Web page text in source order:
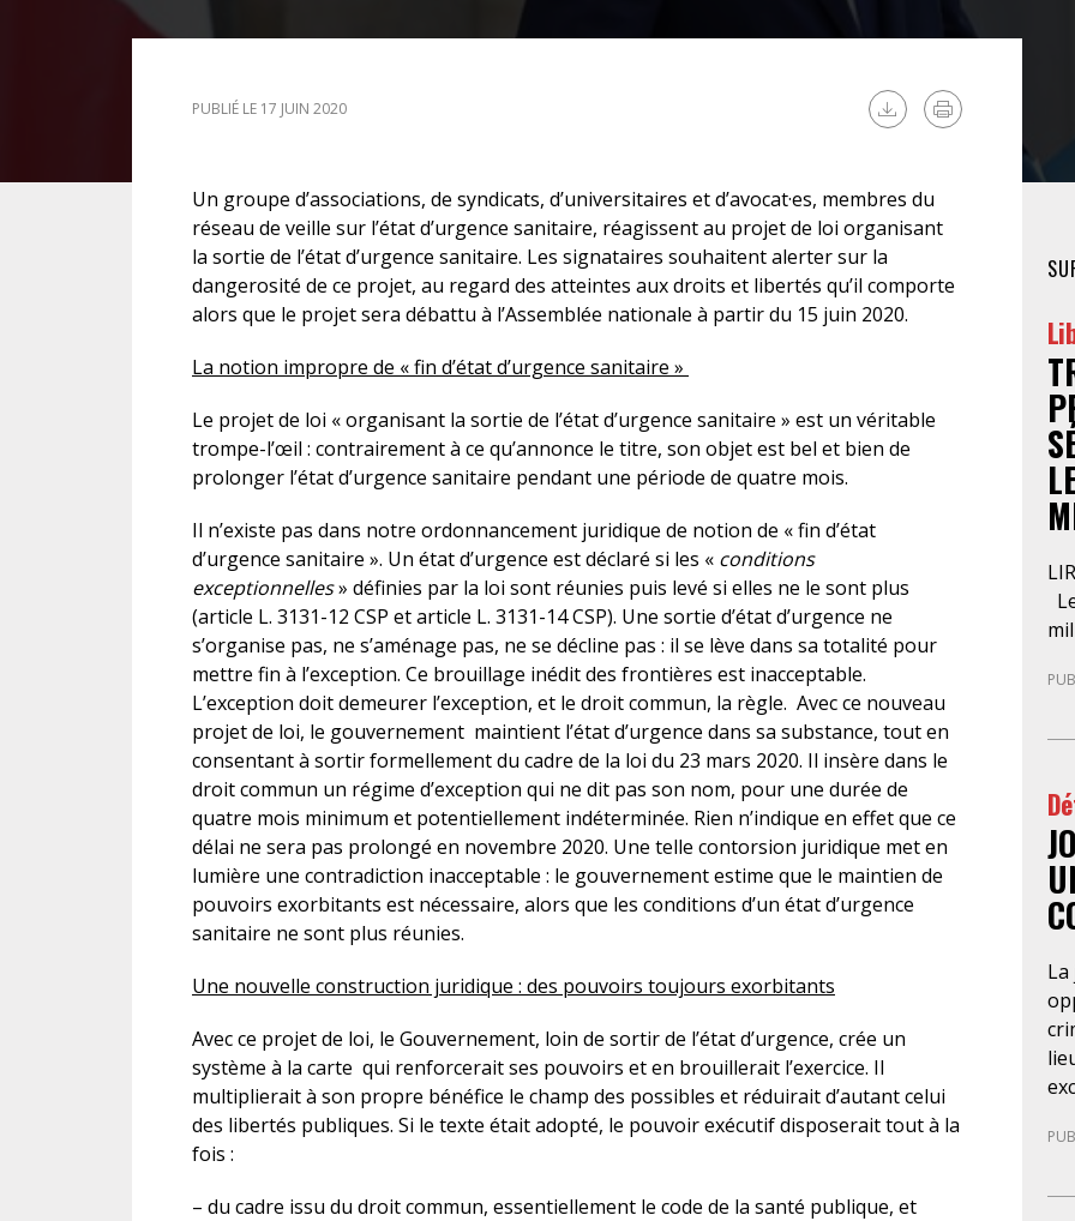
DROIT DES MINEURS
DROIT INTERNATIONAL
PUBLIÉ LE 17 JUIN 2020
Un groupe d’associations, de syndicats, d’universitaires et d’avocat·es, membres du
réseau de veille sur l’état d’urgence sanitaire, réagissent au projet de loi organisant
la sortie de l’état d’urgence sanitaire. Les signataires souhaitent alerter sur la
dangerosité de ce projet, au regard des atteintes aux droits et libertés qu’il comporte
alors que le projet sera débattu à l’Assemblée nationale à partir du 15 juin 2020.
La notion impropre de « fin d’état d’urgence sanitaire »
Le projet de loi « organisant la sortie de l’état d’urgence sanitaire » est un véritable
trompe-l’œil : contrairement à ce qu’annonce le titre, son objet est bel et bien de
prolonger l’état d’urgence sanitaire pendant une période de quatre mois.
Il n’existe pas dans notre ordonnancement juridique de notion de « fin d’état
d’urgence sanitaire ». Un état d’urgence est déclaré si les « conditions
exceptionnelles» définies par la loi sont réunies puis levé si elles ne le sont plus
(article L. 3131-12 CSP et article L. 3131-14 CSP). Une sortie d’état d’urgence ne
s’organise pas, ne s’aménage pas, ne se décline pas : il se lève dans sa totalité pour
mettre fin à l’exception. Ce brouillage inédit des frontières est inacceptable.
L’exception doit demeurer l’exception, et le droit commun, la règle. Avec ce nouveau
projet de loi, le gouvernement maintient l’état d’urgence dans sa substance, tout en
consentant à sortir formellement du cadre de la loi du 23 mars 2020. Il insère dans le
droit commun un régime d’exception qui ne dit pas son nom, pour une durée de
quatre mois minimum et potentiellement indéterminée. Rien n’indique en effet que ce
délai ne sera pas prolongé en novembre 2020. Une telle contorsion juridique met en
lumière une contradiction inacceptable : le gouvernement estime que le maintien de
pouvoirs exorbitants est nécessaire, alors que les conditions d’un état d’urgence
sanitaire ne sont plus réunies.
Une nouvelle construction juridique : des pouvoirs toujours exorbitants
Avec ce projet de loi, le Gouvernement, loin de sortir de l’état d’urgence, crée un
système à la carte qui renforcerait ses pouvoirs et en brouillerait l’exercice. Il
multiplierait à son propre bénéfice le champ des possibles et réduirait d’autant celui
des libertés publiques. Si le texte était adopté, le pouvoir exécutif disposerait tout à la
fois :
– du cadre issu du droit commun, essentiellement le code de la santé publique, et